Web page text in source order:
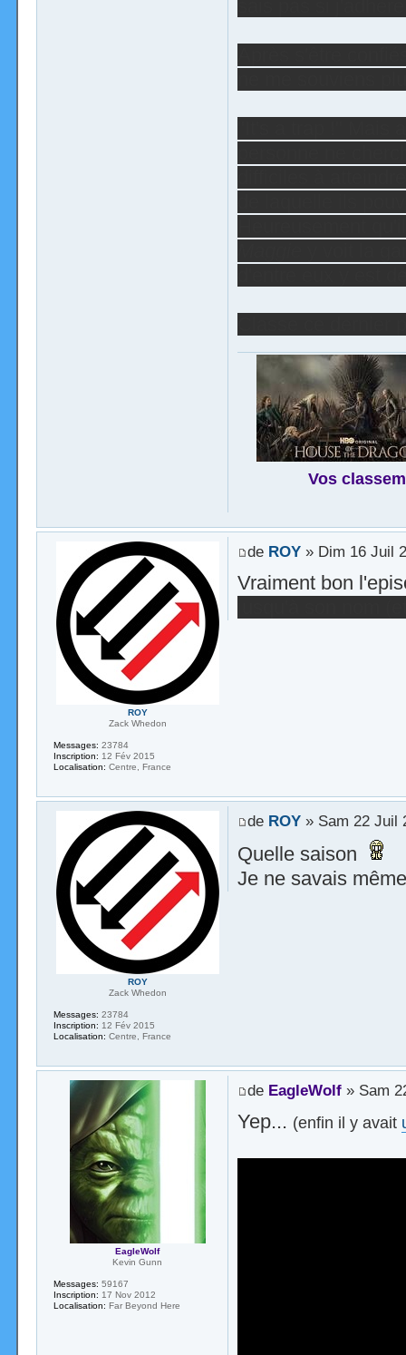
Vos
de ROY» Dim 16 Juil
Vraiment bon
ROY
Zack Whedon
Messages: 23784
Inscription: 12 Fév 2015
Localisation: Centre, France
de ROY» Sam 22 Juil
Quelle saison
Je ne savais
ROY
Zack Whedon
Messages: 23784
Inscription: 12 Fév 2015
Localisation: Centre, France
de EagleWolf» Sam
Yep... (enfin il y avait
EagleWolf
Kevin Gunn
Messages: 59167
Inscription: 17 Nov 2012
Localisation: Far Beyond Here